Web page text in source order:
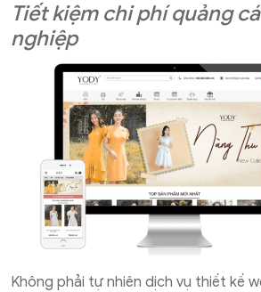
Tiết kiệm chi phí quảng
nghiệp
Không phải tự nhiên dịch vụ thiết kế